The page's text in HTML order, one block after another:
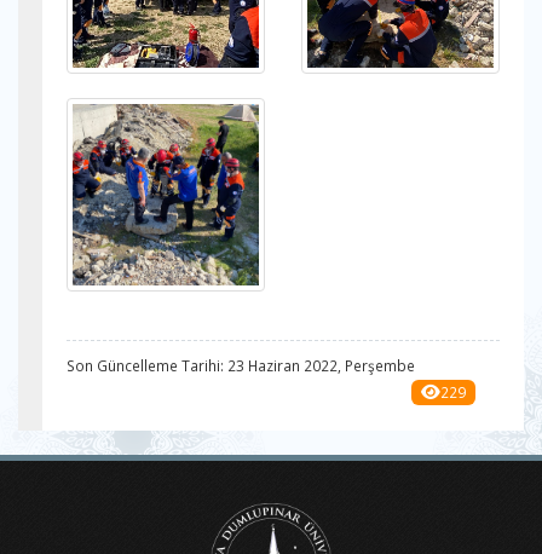
Son Güncelleme Tarihi: 23 Haziran 2022, Perşembe
229